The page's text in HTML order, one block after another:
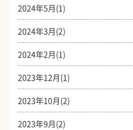
2024年5月(1)
2024年3月(2)
2024年2月(1)
2023年12月(1)
2023年10月(2)
2023年9月(2)